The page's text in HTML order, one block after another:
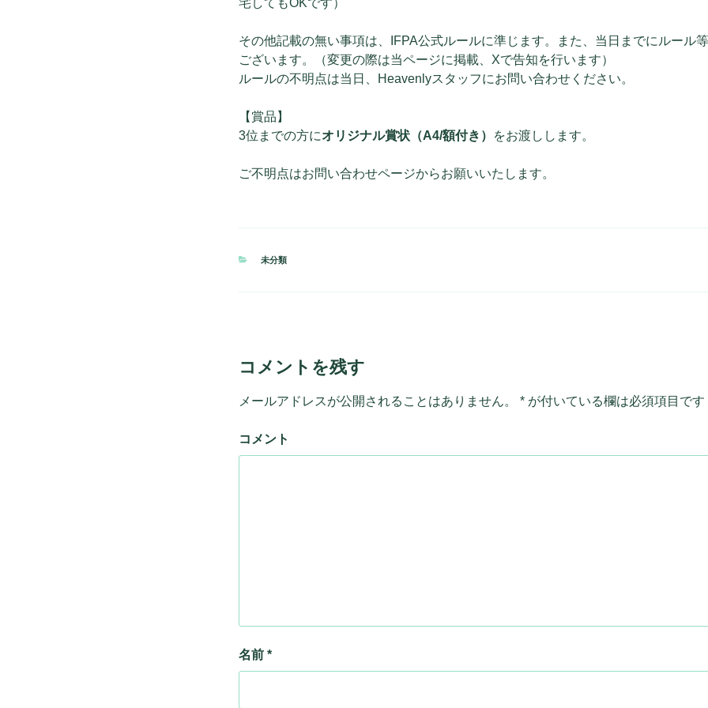
その他記載の無い事項は、IFPA公式ルールに準じます。また、当日までにルール
ございます。（変更の際は当ページに掲載、Xで告知を行います）
ルールの不明点は当日、Heavenlyスタッフにお問い合わせください。
【賞品】
3位までの方にオリジナル賞状（A4/額付き） をお渡しします。
ご不明点はお問い合わせページからお願いいたします。
カ
未分類
コメントを残す
メールアドレスが公開されることはありません。 * が付いている欄は必須項目です
コメント
名前 *